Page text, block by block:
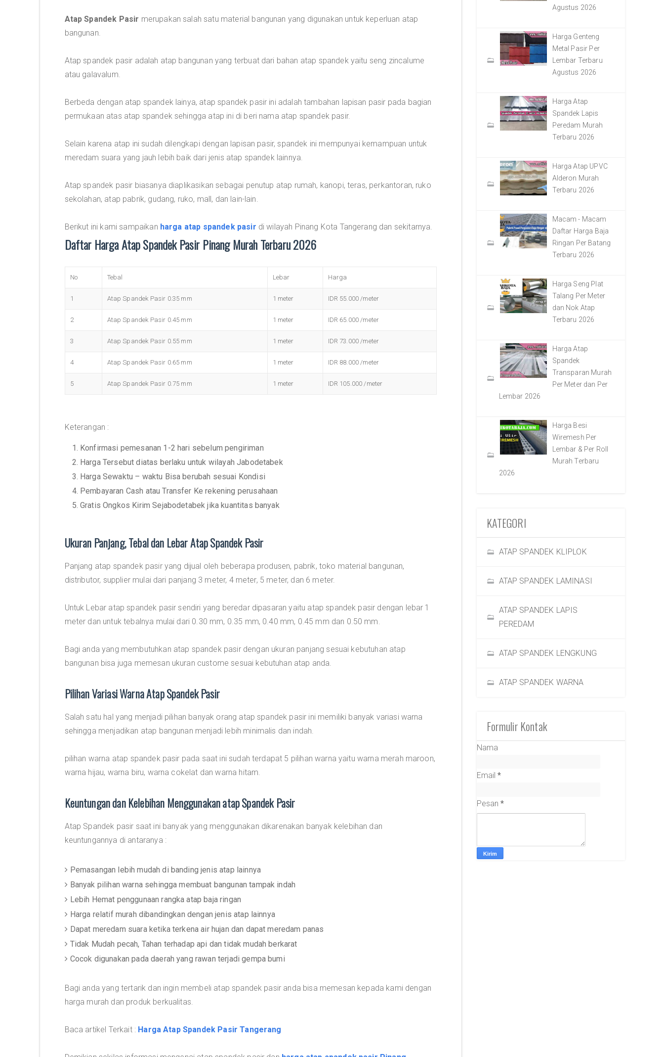
Atap Spandek Pasir merupakan salah satu material bangunan yang digunakan untuk keperluan atap
bangunan.
Atap spandek pasir adalah atap bangunan yang terbuat dari bahan atap spandek yaitu seng zincalume
atau galavalum.
Berbeda dengan atap spandek lainya, atap spandek pasir ini adalah tambahan lapisan pasir pada bagian
permukaan atas atap spandek sehingga atap ini di beri nama atap spandek pasir.
Selain karena atap ini sudah dilengkapi dengan lapisan pasir, spandek ini mempunyai kemampuan untuk
meredam suara yang jauh lebih baik dari jenis atap spandek lainnya.
Atap spandek pasir biasanya diaplikasikan sebagai penutup atap rumah, kanopi, teras, perkantoran, ruko
sekolahan, atap pabrik, gudang, ruko, mall, dan lain-lain.
Berikut ini kami sampaikan harga atap spandek pasir di wilayah Pinang Kota Tangerang dan sekitarnya.
Daftar Harga Atap Spandek Pasir Pinang Murah Terbaru 2026
No Tebal Lebar Harga
1 Atap Spandek Pasir 0.35 mm 1 meter IDR 55.000 /meter
2 Atap Spandek Pasir 0.45 mm 1 meter IDR 65.000 /meter
3 Atap Spandek Pasir 0.55 mm 1 meter IDR 73.000 /meter
4 Atap Spandek Pasir 0.65 mm 1 meter IDR 88.000 /meter
5 Atap Spandek Pasir 0.75 mm 1 meter IDR 105.000 /meter
Keterangan :
1. Konfirmasi pemesanan 1-2 hari sebelum pengiriman
2. Harga Tersebut diatas berlaku untuk wilayah Jabodetabek
3. Harga Sewaktu – waktu Bisa berubah sesuai Kondisi
4. Pembayaran Cash atau Transfer Ke rekening perusahaan
5. Gratis Ongkos Kirim Sejabodetabek jika kuantitas banyak
Ukuran Panjang, Tebal dan Lebar Atap Spandek Pasir
Panjang atap spandek pasir yang dijual oleh beberapa produsen, pabrik, toko material bangunan,
distributor, supplier mulai dari panjang 3 meter, 4 meter, 5 meter, dan 6 meter.
Untuk Lebar atap spandek pasir sendiri yang beredar dipasaran yaitu atap spandek pasir dengan lebar 1
meter dan untuk tebalnya mulai dari 0.30 mm, 0.35 mm, 0.40 mm, 0.45 mm dan 0.50 mm.
Bagi anda yang membutuhkan atap spandek pasir dengan ukuran panjang sesuai kebutuhan atap
bangunan bisa juga memesan ukuran custome sesuai kebutuhan atap anda.
Pilihan Variasi Warna Atap Spandek Pasir
Salah satu hal yang menjadi pilihan banyak orang atap spandek pasir ini memiliki banyak variasi warna
sehingga menjadikan atap bangunan menjadi lebih minimalis dan indah.
pilihan warna atap spandek pasir pada saat ini sudah terdapat 5 pilihan warna yaitu warna merah maroon,
warna hijau, warna biru, warna cokelat dan warna hitam.
Keuntungan dan Kelebihan Menggunakan atap Spandek Pasir
Atap Spandek pasir saat ini banyak yang menggunakan dikarenakan banyak kelebihan dan
keuntungannya di antaranya :
Pemasangan lebih mudah di banding jenis atap lainnya
Banyak pilihan warna sehingga membuat bangunan tampak indah
Lebih Hemat penggunaan rangka atap baja ringan
Harga relatif murah dibandingkan dengan jenis atap lainnya
Dapat meredam suara ketika terkena air hujan dan dapat meredam panas
Tidak Mudah pecah, Tahan terhadap api dan tidak mudah berkarat
Cocok digunakan pada daerah yang rawan terjadi gempa bumi
Bagi anda yang tertarik dan ingin membeli atap spandek pasir anda bisa memesan kepada kami dengan
harga murah dan produk berkualitas.
Baca artikel Terkait : Harga Atap Spandek Pasir Tangerang
Agustus 2026
Harga Genteng
Metal Pasir Per
Lembar Terbaru
Agustus 2026
Harga Atap
Spandek Lapis
Peredam Murah
Terbaru 2026
Harga Atap UPVC
Alderon Murah
Terbaru 2026
Macam - Macam
Daftar Harga Baja
Ringan Per Batang
Terbaru 2026
Harga Seng Plat
Talang Per Meter
dan Nok Atap
Terbaru 2026
Harga Atap
Spandek
Transparan Murah
Per Meter dan Per
Lembar 2026
Harga Besi
Wiremesh Per
Lembar & Per Roll
Murah Terbaru
2026
KATEGORI
ATAP SPANDEK KLIPLOK
ATAP SPANDEK LAMINASI
ATAP SPANDEK LAPIS
PEREDAM
ATAP SPANDEK LENGKUNG
ATAP SPANDEK WARNA
Formulir Kontak
Nama
Email*
Pesan*